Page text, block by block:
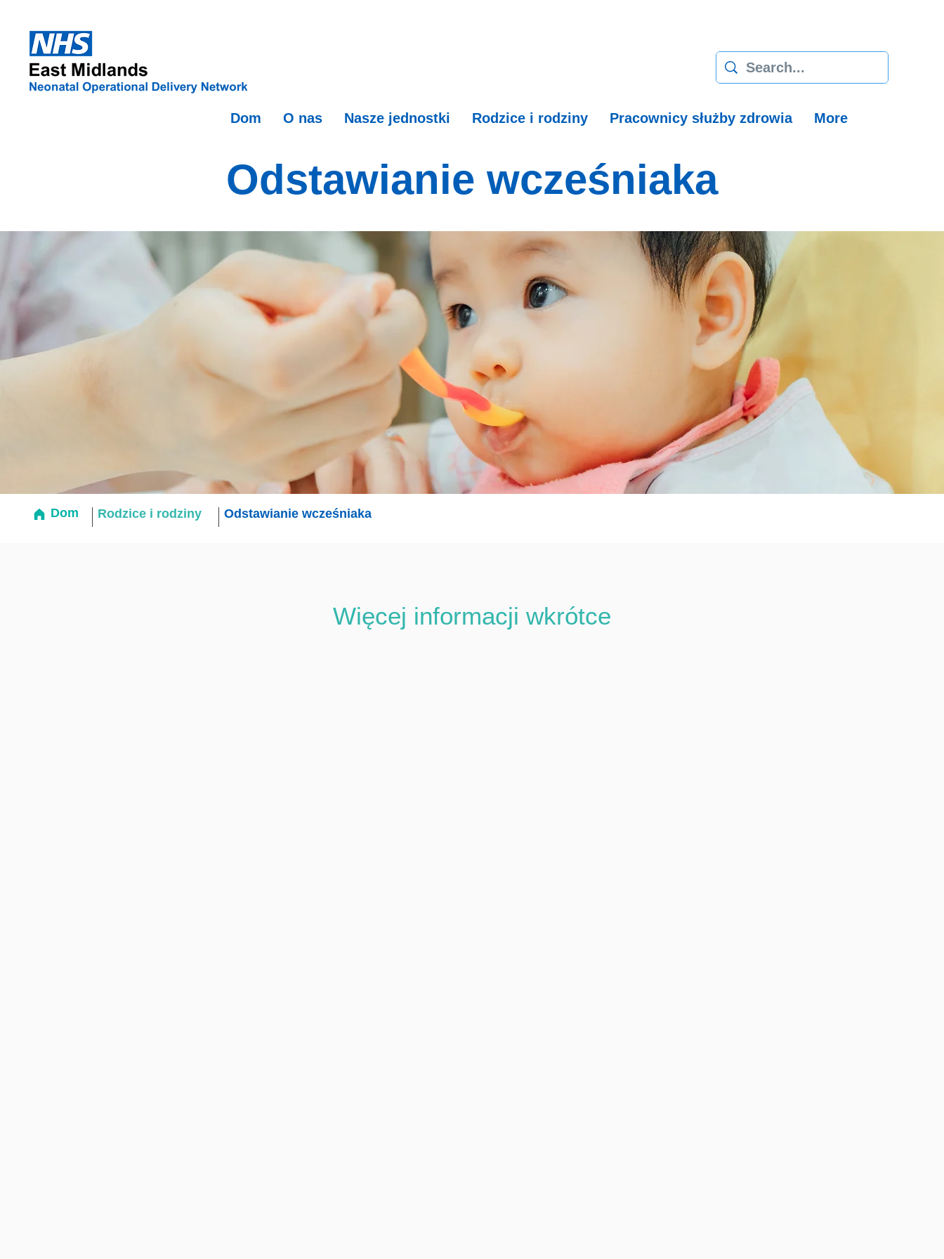
Dom O nas Nasze jednostki Rodzice i rodziny Pracownicy służby zdrowia More
Odstawianie wcześniaka
Dom Rodzice i rodziny Odstawianie wcześniaka
Więcej informacji wkrótce